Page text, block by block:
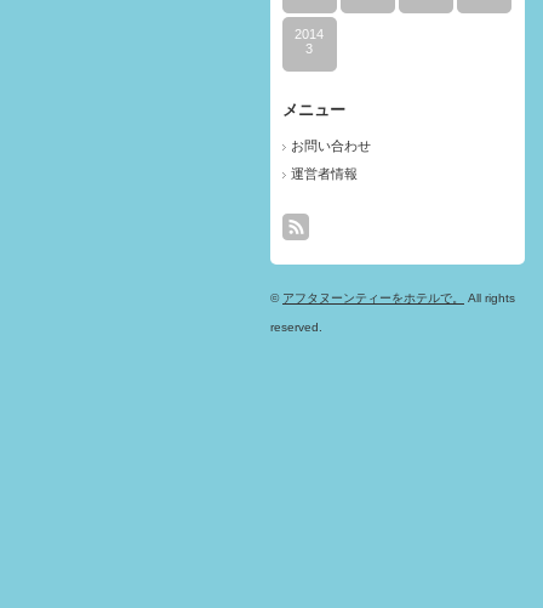
2014
3
メニュー
お問い合わせ
運営者情報
© アフタヌーンティーをホテルで。 All rights
reserved.